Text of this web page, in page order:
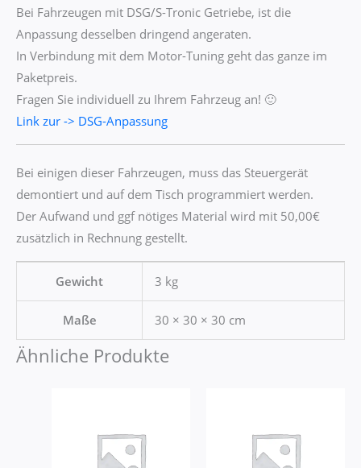
Bei Fahrzeugen mit DSG/S-Tronic Getriebe, ist die
Anpassung desselben dringend angeraten.
In Verbindung mit dem Motor-Tuning geht das ganze im
Paketpreis.
Fragen Sie individuell zu Ihrem Fahrzeug an! 🙂
Link zur -> DSG-Anpassung
Bei einigen dieser Fahrzeugen, muss das Steuergerät
demontiert und auf dem Tisch programmiert werden.
Der Aufwand und ggf nötiges Material wird mit 50,00€
zusätzlich in Rechnung gestellt.
Gewicht 3 kg
Maße 30 × 30 × 30 cm
Ähnliche Produkte